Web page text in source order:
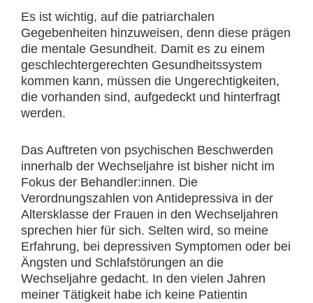
Es ist wichtig, auf die patriarchalen
Gegebenheiten hinzuweisen, denn diese prägen
die mentale Gesundheit. Damit es zu einem
geschlechtergerechten Gesundheitssystem
kommen kann, müssen die Ungerechtigkeiten,
die vorhanden sind, aufgedeckt und hinterfragt
werden.
Das Auftreten von psychischen Beschwerden
innerhalb der Wechseljahre ist bisher nicht im
Fokus der Behandler:innen. Die
Verordnungszahlen von Antidepressiva in der
Altersklasse der Frauen in den Wechseljahren
sprechen hier für sich. Selten wird, so meine
Erfahrung, bei depressiven Symptomen oder bei
Ängsten und Schlafstörungen an die
Wechseljahre gedacht. In den vielen Jahren
meiner Tätigkeit habe ich keine Patientin